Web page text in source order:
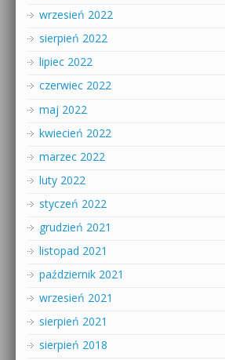
wrzesień 2022
sierpień 2022
lipiec 2022
czerwiec 2022
maj 2022
kwiecień 2022
marzec 2022
luty 2022
styczeń 2022
grudzień 2021
listopad 2021
październik 2021
wrzesień 2021
sierpień 2021
sierpień 2018